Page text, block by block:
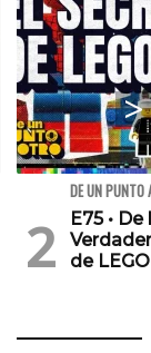
DE UN PUNTO
E75 •
de